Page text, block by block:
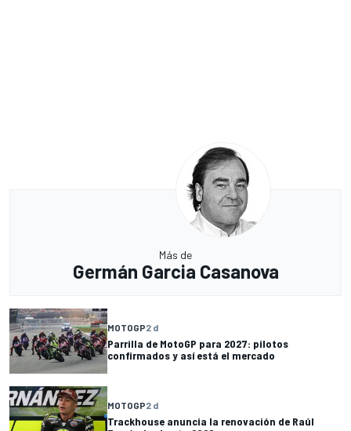
Más de
Germán Garcia Casanova
MOTOGP2 d
Parrilla de MotoGP para 2027: pilotos
confirmados y así está el mercado
MOTOGP2 d
Trackhouse anuncia la renovación de Raúl